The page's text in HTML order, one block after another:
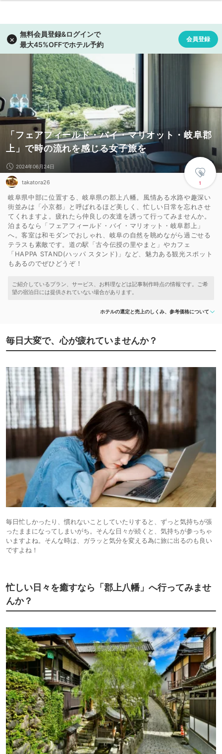
「フェアフィールド・バイ・マリオット・岐阜郡
上」で時の流れを感じる女子旅を
1
2024年06月24日
takatora26
岐阜県中部に位置する、岐阜県の郡上八幡。風情ある水路や趣深い
街並みは「小京都」と呼ばれるほど美しく、忙しい日常を忘れさせ
てくれますよ。疲れたら仲良しの友達を誘って行ってみませんか。
泊まるなら「フェアフィールド・バイ・マリオット・岐阜郡上」
へ。客室は和モダンでおしゃれ、岐阜の自然を眺めながら過ごせる
テラスも素敵です。道の駅「古今伝授の里やまと」やカフェ
「HAPPA STAND(ハッパ スタンド)」など、魅力ある観光スポット
もあるのでぜひどうぞ！
ホテルの選定と売上のしくみ、参考価格について
毎日大変で、心が疲れていませんか？
毎日忙しかったり、慣れないことしていたりすると、ずっと気持ちが張
ったままになってしまいがち。そんな日々が続くと、気持ちが参っちゃ
いますよね。そんな時は、ガラッと気分を変える為に旅に出るのも良い
ですよね！
忙しい日々を癒すなら「郡上八幡」へ行ってみませ
んか？